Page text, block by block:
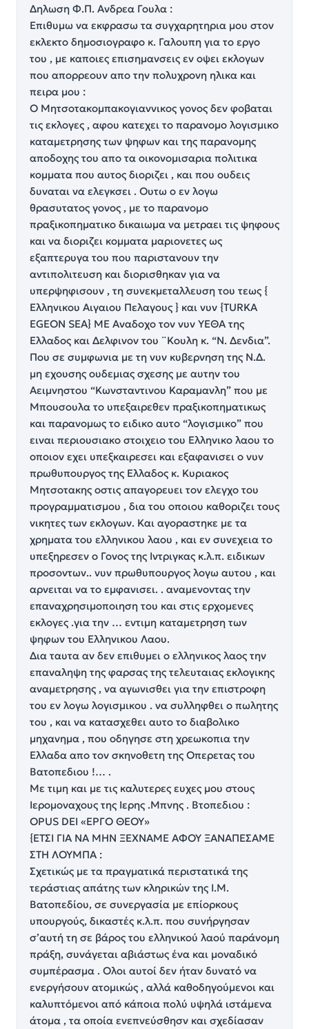
Δηλωση Φ.Π. Ανδρεα Γουλα :
Επιθυμω να εκφρασω τα συγχαρητηρια μου στον
εκλεκτο δημοσιογραφο κ. Γαλουπη για το εργο
του , με καποιες επισημανσεις εν οψει εκλογων
που απορρεουν απο την πολυχρονη ηλικα και
πειρα μου :
Ο Μητσοτακομπακογιαννικος γονος δεν φοβαται
τις εκλογες , αφου κατεχει το παρανομο λογισμικο
καταμετρησης των ψηφων και της παρανομης
αποδοχης του απο τα οικονομισαρια πολιτικα
κομματα που αυτος διοριζει , και που ουδεις
δυναται να ελεγκσει . Ουτω ο εν λογω
θρασυτατος γονος , με το παρανομο
πραξικοπηματικο δικαιωμα να μετραει τις ψηφους
και να διοριζει κομματα μαριονετες ως
εξαπτερυγα του που παριστανουν την
αντιπολιτευση και διορισθηκαν για να
υπερψηφισουν , τη συνεκμεταλλευση του τεως {
Ελληνικου Αιγαιου Πελαγους } και νυν {TURKA
EGEON SEA} ΜΕ Αναδοχο τον νυν ΥΕΘΑ της
Ελλαδος και Δελφινον του ¨Κουλη κ. “Ν. Δενδια”.
Που σε συμφωνια με τη νυν κυβερνηση της Ν.Δ.
μη εχουσης ουδεμιας σχεσης με αυτην του
Αειμνηστου “Κωνσταντινου Καραμανλη” που με
Μπουσουλα το υπεξαιρεθεν πραξικοπηματικως
και παρανομως το ειδικο αυτο “λογισμικο” που
ειναι περιουσιακο στοιχειο του Ελληνικο λαου το
οποιον εχει υπεξκαιρεσει και εξαφανισει ο νυν
πρωθυπουργος της Ελλαδος κ. Κυριακος
Μητσοτακης οστις απαγορευει τον ελεγχο του
προγραμματισμου , δια του οποιου καθοριζει τους
νικητες των εκλογων. Και αγοραστηκε με τα
χρηματα του ελληνικου λαου , και εν συνεχεια το
υπεξηρεσεν ο Γονος της Ιντριγκας κ.λ.π. ειδικων
προσοντων.. νυν πρωθυπουργος λογω αυτου , και
αρνειται να το εμφανισει. . αναμενοντας την
επαναχρησιμοποιηση του και στις ερχομενες
εκλογες .για την … εντιμη καταμετρηση των
ψηφων του Ελληνικου Λαου.
Δια ταυτα αν δεν επιθυμει ο ελληνικος λαος την
επαναληψη της φαρσας της τελευταιας εκλογικης
αναμετρησης , να αγωνισθει για την επιστροφη
του εν λογω λογισμικου . να συλληφθει ο πωλητης
του , και να κατασχεθει αυτο το διαβολικο
μηχανημα , που οδηγησε στη χρεωκοπια την
Ελλαδα απο τον σκηνοθετη της Οπερετας του
Βατοπεδιου !… .
Με τιμη και με τις καλυτερες ευχες μου στους
Ιερομοναχους της Ιερης .Μπνης . Βτοπεδιου :
OPUS DEI «ΕΡΓΟ ΘΕΟΥ»
{ΕΤΣΙ ΓΙΑ ΝΑ ΜΗΝ ΞΕΧΝΑΜΕ ΑΦΟΥ ΞΑΝΑΠΕΣΑΜΕ
ΣΤΗ ΛΟΥΜΠΑ :
Σχετικώς με τα πραγματικά περιστατικά της
τεράστιας απάτης των κληρικών της Ι.Μ.
Βατοπεδίου, σε συνεργασία με επίορκους
υπουργούς, δικαστές κ.λ.π. που συνήργησαν
σ’αυτή τη σε βάρος του ελληνικού λαού παράνομη
πράξη, συνάγεται αβιάστως ένα και μοναδικό
συμπέρασμα . Ολοι αυτοί δεν ήταν δυνατό να
ενεργήσουν ατομικώς , αλλά καθοδηγούμενοι και
καλυπτόμενοι από κάποια πολύ υψηλά ιστάμενα
άτομα , τα οποία ενεπνεύσθησν και σχεδίασαν